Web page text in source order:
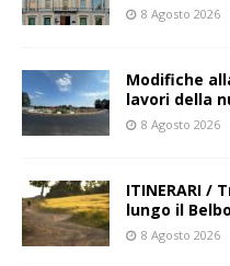
8 Agosto 2026
Modifiche
lavori della
8 Agosto 2026
ITINERARI /
lungo il Belbo
8 Agosto 2026